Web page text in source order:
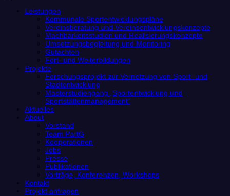
Leistungen
Kommunale Sportentwicklungspläne
Vereinsberatung und Vereinsentwicklungskonzepte
Machbarkeitsstudien und Realisierungskonzepte
Umsetzungsbegleitung und Monitoring
Gutachten
Fort- und Weiterbildungen
Projekte
Forschungsprojekt zur Vernetzung von Sport- und
Stadtentwicklung
Masterstudiengang „Sportentwicklung und
Sportstättenmanagement“
Aktuelles
About
Vorstand
Team PartG
Kooperationen
Jobs
Presse
Publikationen
Vorträge, Konferenzen, Workshops
Kontakt
Projekt anfragen